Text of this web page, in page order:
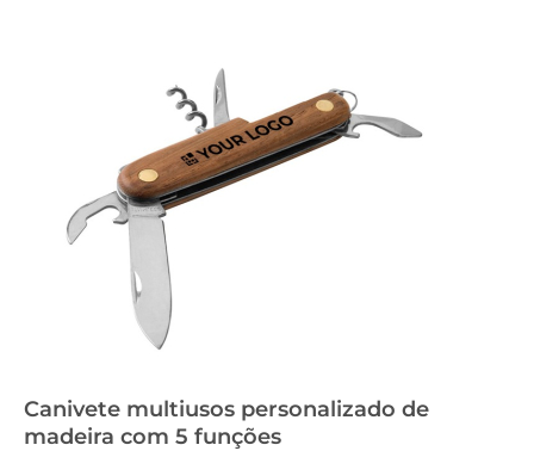
Canivete multiusos personalizado de
madeira com 5 funções